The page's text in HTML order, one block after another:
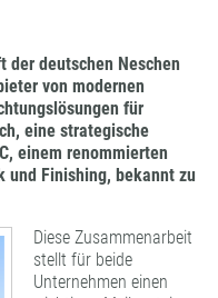
der deutschen Neschen
von modernen
für
eine strategische
einem renommierten
und Finishing, bekannt zu
Diese Zusammenarbeit
stellt für beide
Unternehmen einen